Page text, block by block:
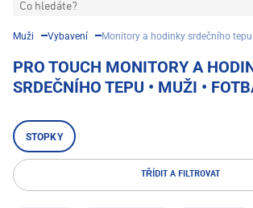
Co hledáte?
Muži Vybavení Monitory a hodinky srdečního tepu
PRO TOUCH MONITORY A
SRDEČNÍHO TEPU • MUŽI •
STOPKY
TŘÍDIT A FILTROVAT